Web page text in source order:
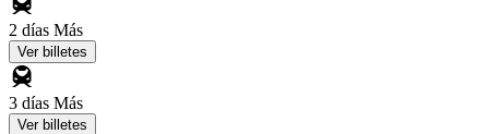
2 días Más
Ver billetes
3 días Más
Ver billetes